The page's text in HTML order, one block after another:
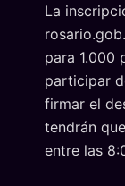
La
para 1.000
participar
firmar el
tendrán
entre las